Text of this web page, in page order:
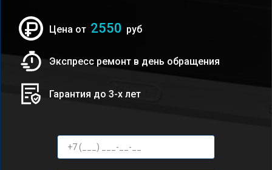
Цена от 2550 руб
Экспресс ремонт в день обращения
Гарантия до 3-х лет